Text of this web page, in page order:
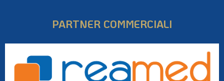
PARTNER COMMERCIALI